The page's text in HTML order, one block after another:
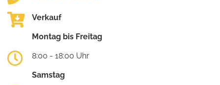
Verkauf
Montag bis Freitag
8:00 - 18:00 Uhr
Samstag